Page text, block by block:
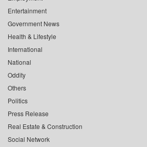
Entertainment
Government News
Health & Lifestyle
International
National
Oddity
Others
Politics
Press Release
Real Estate & Construction
Social Network